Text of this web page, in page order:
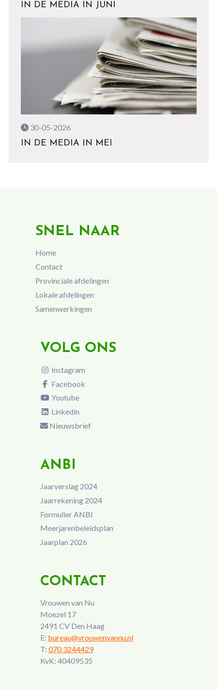
IN DE MEDIA IN JUNI
30-05-2026
IN DE MEDIA IN MEI
SNEL NAAR
Home
Contact
Provinciale afdelingen
Lokale afdelingen
Samenwerkingen
VOLG ONS
Instagram
Facebook
Youtube
Linkedin
Nieuwsbrief
ANBI
Jaarverslag 2024
Jaarrekening 2024
Formulier ANBI
Meerjarenbeleidsplan
Jaarplan 2026
CONTACT
Vrouwen van Nu
Moezel 17
2491 CV Den Haag
E: bureau@vrouwenvannu.nl
T: 070 3244429
KvK: 40409535